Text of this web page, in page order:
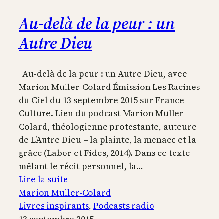
Au-delà de la peur : un
Autre Dieu
Au-delà de la peur : un Autre Dieu, avec
Marion Muller-Colard Émission Les Racines
du Ciel du 13 septembre 2015 sur France
Culture. Lien du podcast Marion Muller-
Colard, théologienne protestante, auteure
de L’Autre Dieu – la plainte, la menace et la
grâce (Labor et Fides, 2014). Dans ce texte
mêlant le récit personnel, la…
Lire la suite
Au-
delà
Marion Muller-Colard
Livres inspirants, Podcasts radio